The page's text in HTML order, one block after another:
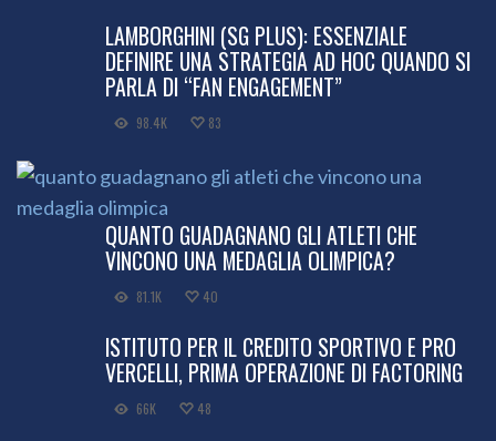
LAMBORGHINI (SG PLUS): ESSENZIALE
DEFINIRE UNA STRATEGIA AD HOC QUANDO SI
PARLA DI “FAN ENGAGEMENT”
98.4K 83
QUANTO GUADAGNANO GLI ATLETI CHE
VINCONO UNA MEDAGLIA OLIMPICA?
81.1K 40
ISTITUTO PER IL CREDITO SPORTIVO E PRO
VERCELLI, PRIMA OPERAZIONE DI FACTORING
66K 48